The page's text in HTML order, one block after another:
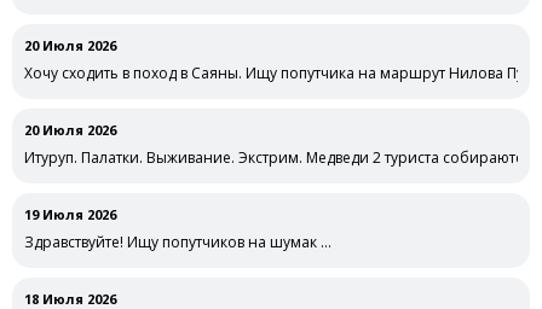
20 Июля 2026
Хочу сходить в поход в Саяны. Ищу попутчика на маршрут Нилова
20 Июля 2026
Итуруп. Палатки. Выживание. Экстрим. Медведи 2 туриста собираются
19 Июля 2026
Здравствуйте! Ищу попутчиков на шумак …
18 Июля 2026